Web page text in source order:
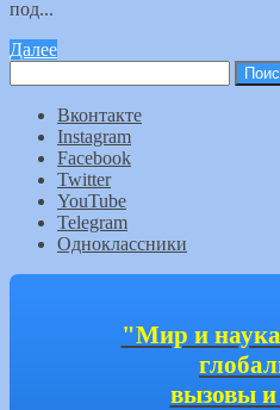
под...
Далее
Вконтакте
Instagram
Facebook
Twitter
YouTube
Telegram
Одноклассники
"Мир и
вызовы